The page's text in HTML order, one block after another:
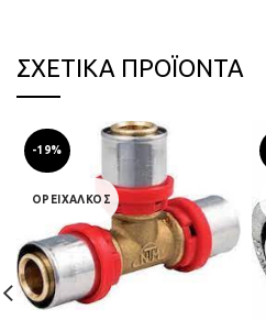
ΣΧΕΤΙΚΆ ΠΡΟΪΌΝΤΑ
-19%
ΟΡΕΙΧΑΛΚΟΣ